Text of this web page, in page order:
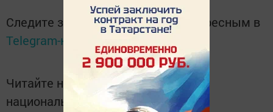
Следите за самым важным и интересным в
Telegram-канале
Татмедиа
Читайте новости Татарстана в
национальном мессенджере MАХ: